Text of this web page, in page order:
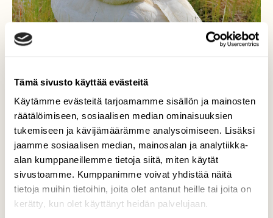
Tämä sivusto käyttää evästeitä
Käytämme evästeitä tarjoamamme sisällön ja mainosten
räätälöimiseen, sosiaalisen median ominaisuuksien
tukemiseen ja kävijämäärämme analysoimiseen. Lisäksi
jaamme sosiaalisen median, mainosalan ja analytiikka-
alan kumppaneillemme tietoja siitä, miten käytät
sivustoamme. Kumppanimme voivat yhdistää näitä
tietoja muihin tietoihin, joita olet antanut heille tai joita on
kerätty, kun olet käyttänyt heidän palvelujaan.
Laulujoutsen
Onko lupa unelmoida paremmasta